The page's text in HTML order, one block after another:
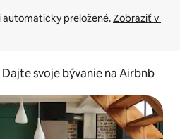
preložené. Zobraziť v
Dajte svoje bývanie na Airbnb